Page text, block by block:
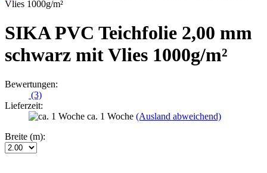
SIKA PVC Teichfolie 2,00 mm
schwarz mit Vlies 1000g/m²
Bewertungen:
(3)
Lieferzeit:
ca. 1 Woche (Ausland abweichend)
Breite (m):